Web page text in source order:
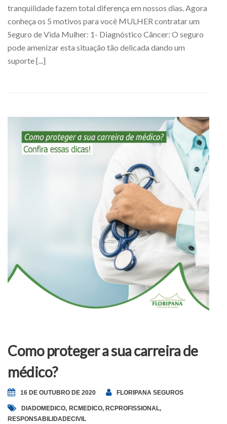
tranquilidade fazem total diferença em nossos dias. Agora
conheça os 5 motivos para você MULHER contratar um
Seguro de Vida Mulher: 1- Diagnóstico Câncer: O seguro
pode amenizar esta situação tão delicada dando um
suporte [...]
Como proteger a sua carreira de
médico?
16 DE OUTUBRO DE 2020 FLORIPANA SEGUROS
DIADOMEDICO, RCMEDICO, RCPROFISSIONAL,
RESPONSABILIDADECIVIL